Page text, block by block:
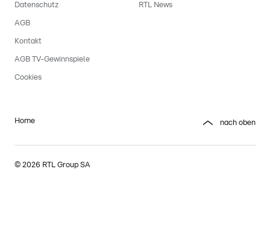
Datenschutz
AGB
Kontakt
AGB TV-Gewinnspiele
Cookies
RTL News
Home nach oben
© 2026 RTL Group SA